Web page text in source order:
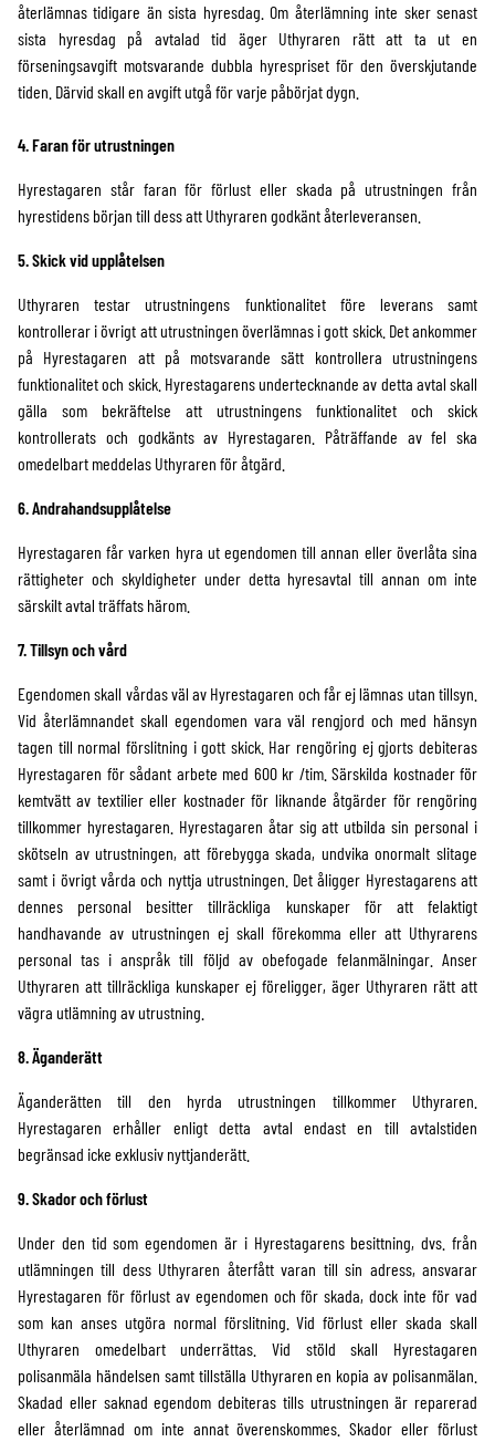
5-TUM
GODOX
återlämnas tidigare än sista hyresdag. Om återlämning inte sker senast
sista hyresdag på avtalad tid äger Uthyraren rätt att ta ut en
förseningsavgift motsvarande dubbla hyrespriset för den överskjutande
tiden. Därvid skall en avgift utgå för varje påbörjat dygn.
4. Faran för utrustningen
Hyrestagaren står faran för förlust eller skada på utrustningen från
hyrestidens början till dess att Uthyraren godkänt återleveransen.
5. Skick vid upplåtelsen
Uthyraren testar utrustningens funktionalitet före leverans samt
kontrollerar i övrigt att utrustningen överlämnas i gott skick. Det ankommer
på Hyrestagaren att på motsvarande sätt kontrollera utrustningens
funktionalitet och skick. Hyrestagarens undertecknande av detta avtal skall
gälla som bekräftelse att utrustningens funktionalitet och skick
kontrollerats och godkänts av Hyrestagaren. Påträffande av fel ska
omedelbart meddelas Uthyraren för åtgärd.
6. Andrahandsupplåtelse
Hyrestagaren får varken hyra ut egendomen till annan eller överlåta sina
rättigheter och skyldigheter under detta hyresavtal till annan om inte
särskilt avtal träffats härom.
7. Tillsyn och vård
Egendomen skall vårdas väl av Hyrestagaren och får ej lämnas utan tillsyn.
Vid återlämnandet skall egendomen vara väl rengjord och med hänsyn
tagen till normal förslitning i gott skick. Har rengöring ej gjorts debiteras
Hyrestagaren för sådant arbete med 600 kr /tim. Särskilda kostnader för
kemtvätt av textilier eller kostnader för liknande åtgärder för rengöring
tillkommer hyrestagaren. Hyrestagaren åtar sig att utbilda sin personal i
skötseln av utrustningen, att förebygga skada, undvika onormalt slitage
samt i övrigt vårda och nyttja utrustningen. Det åligger Hyrestagarens att
dennes personal besitter tillräckliga kunskaper för att felaktigt
handhavande av utrustningen ej skall förekomma eller att Uthyrarens
personal tas i anspråk till följd av obefogade felanmälningar. Anser
Uthyraren att tillräckliga kunskaper ej föreligger, äger Uthyraren rätt att
vägra utlämning av utrustning.
8. Äganderätt
Äganderätten till den hyrda utrustningen tillkommer Uthyraren.
Hyrestagaren erhåller enligt detta avtal endast en till avtalstiden
begränsad icke exklusiv nyttjanderätt.
9. Skador och förlust
Under den tid som egendomen är i Hyrestagarens besittning, dvs. från
utlämningen till dess Uthyraren återfått varan till sin adress, ansvarar
Hyrestagaren för förlust av egendomen och för skada, dock inte för vad
som kan anses utgöra normal förslitning. Vid förlust eller skada skall
Uthyraren omedelbart underrättas. Vid stöld skall Hyrestagaren
polisanmäla händelsen samt tillställa Uthyraren en kopia av polisanmälan.
Skadad eller saknad egendom debiteras tills utrustningen är reparerad
eller återlämnad om inte annat överenskommes. Skador eller förlust